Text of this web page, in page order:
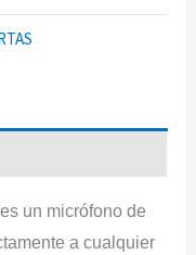
un micrófono de
a cualquier